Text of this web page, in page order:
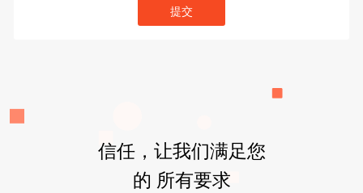
提交
信任，让我们满足您
的 所有要求